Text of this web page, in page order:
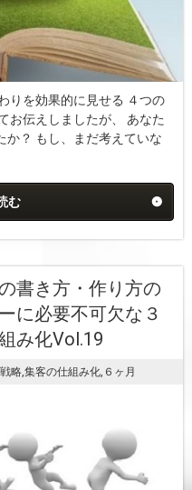
りを効果的に見せる ４つの
お伝えしましたが、 あなた
か？ もし、まだ考えていな
む
書き方・作り方の
に必要不可欠な３
み化Vol.19
略,集客の仕組み化, ６ヶ月